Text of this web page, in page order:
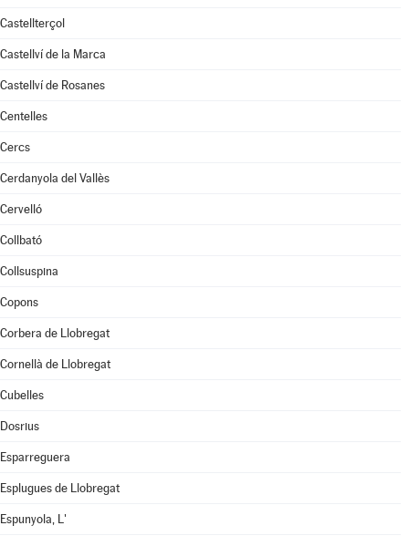
Castellterçol
Castellví de la Marca
Castellví de Rosanes
Centelles
Cercs
Cerdanyola del Vallès
Cervelló
Collbató
Collsuspina
Copons
Corbera de Llobregat
Cornellà de Llobregat
Cubelles
Dosrius
Esparreguera
Esplugues de Llobregat
Espunyola, L'